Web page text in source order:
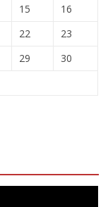
15
16
22
23
29
30